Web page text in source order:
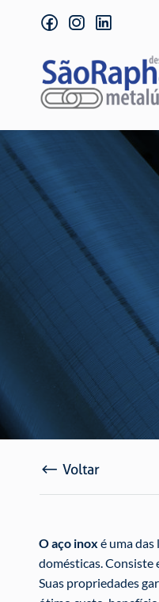
facebookinstagram
linkedin
Voltar
O aço inox é uma
domésticas. Consiste
Suas propriedades